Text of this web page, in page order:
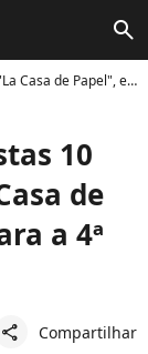
search
pronto para a 4ª temporada
10
de
a 4ª
share Compartilhar